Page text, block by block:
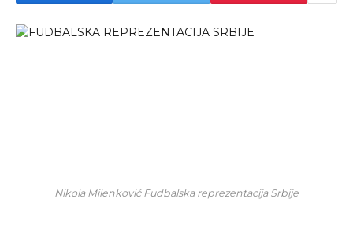
Nikola Milenković Fudbalska reprezentacija Srbije